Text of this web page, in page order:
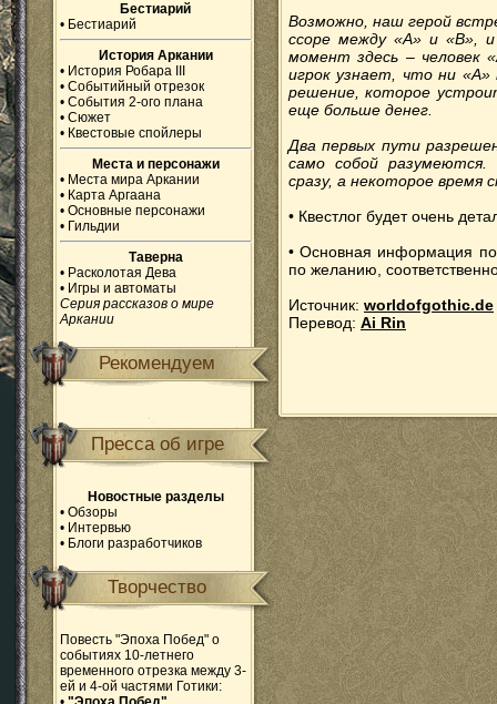
Бестиарий
• Бестиарий
История Аркании
• История Робара III
• Событийный отрезок
• События 2-ого плана
• Сюжет
• Квестовые спойлеры
Места и персонажи
• Места мира Аркании
• Карта Аргаана
• Основные персонажи
• Гильдии
Таверна
• Расколотая Дева
• Игры и автоматы
Серия рассказов о мире
Аркании
Рекомендуем
Пресса об игре
Новостные разделы
• Обзоры
• Интервью
• Блоги разработчиков
Творчество
Повесть "Эпоха Побед" о
событиях 10-летнего
временного отрезка между 3-
ей и 4-ой частями Готики:
Возможно, наш герой
ссоре между «А» и «В»,
момент здесь – человек
игрок узнает, что ни
решение, которое
еще больше денег.
Два первых пути
само собой
сразу, а некоторое время
• Квестлог будет очень
• Основная информация по
по желанию,
Источник: worldofgothic.de
Перевод: Ai Rin